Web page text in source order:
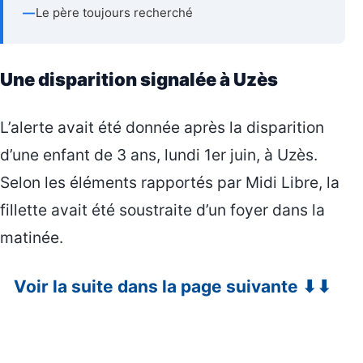
—Le père toujours recherché
Une disparition signalée à Uzès
L’alerte avait été donnée après la disparition
d’une enfant de 3 ans, lundi 1er juin, à Uzès.
Selon les éléments rapportés par Midi Libre, la
fillette avait été soustraite d’un foyer dans la
matinée.
Voir la suite dans la page suivante ⬇⬇